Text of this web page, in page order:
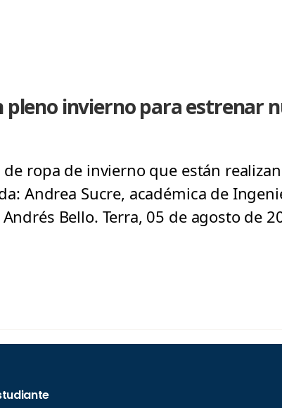
invierno para estrenar
ropa de invierno que están
Andrea Sucre, académica de
Bello. Terra, 05 de agosto de